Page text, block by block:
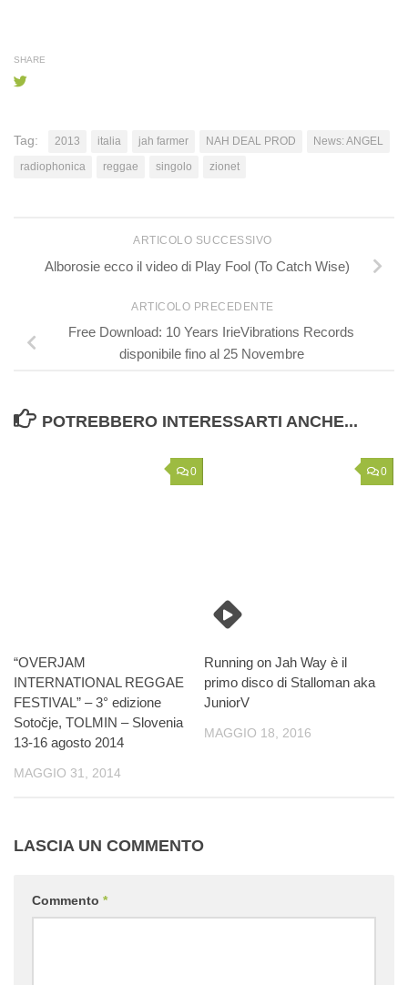
SHARE
Tag: 2013 italia jah farmer NAH DEAL PROD
News: ANGEL
radiophonica
reggae singolo zionet
ARTICOLO SUCCESSIVO
Alborosie ecco il video di Play Fool (To Catch Wise)
ARTICOLO PRECEDENTE
Free Download: 10 Years IrieVibrations Records
disponibile fino al 25 Novembre
POTREBBERO INTERESSARTI ANCHE...
0
“OVERJAM
INTERNATIONAL REGGAE
FESTIVAL” – 3° edizione
Sotočje, TOLMIN – Slovenia
13-16 agosto 2014
MAGGIO 31, 2014
0
Running on Jah Way è il
primo disco di Stalloman aka
JuniorV
MAGGIO 18, 2016
LASCIA UN COMMENTO
Commento *